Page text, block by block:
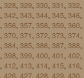
, 328, 329, 330, 331 , 332,
, 342, 343, 344, 345, 346,
, 356, 357, 358, 359, 360,
, 370, 371 , 372, 373, 374,
, 384, 385, 386, 387, 388,
, 398, 399, 400, 401 , 402,
, 412, 413, 414, 415, 416,
, 426, 427, 428, 429, 430,